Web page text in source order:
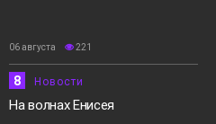
06 августа 221
8 Новости
На волнах Енисея